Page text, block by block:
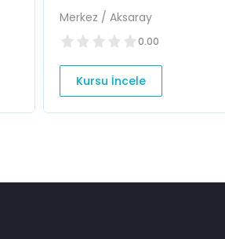
Merkez / Aksaray
0.00
Kursu İncele